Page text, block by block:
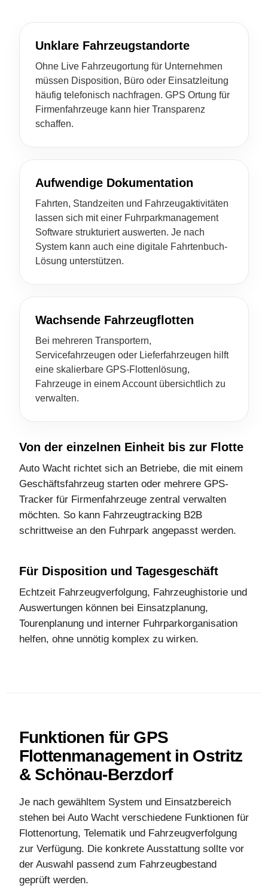
Unklare Fahrzeugstandorte
Ohne Live Fahrzeugortung für Unternehmen
müssen Disposition, Büro oder Einsatzleitung
häufig telefonisch nachfragen. GPS Ortung für
Firmenfahrzeuge kann hier Transparenz
schaffen.
Aufwendige Dokumentation
Fahrten, Standzeiten und Fahrzeugaktivitäten
lassen sich mit einer Fuhrparkmanagement
Software strukturiert auswerten. Je nach
System kann auch eine digitale Fahrtenbuch-
Lösung unterstützen.
Wachsende Fahrzeugflotten
Bei mehreren Transportern,
Servicefahrzeugen oder Lieferfahrzeugen hilft
eine skalierbare GPS-Flottenlösung,
Fahrzeuge in einem Account übersichtlich zu
verwalten.
Von der einzelnen Einheit bis zur Flotte
Auto Wacht richtet sich an Betriebe, die mit einem
Geschäftsfahrzeug starten oder mehrere GPS-
Tracker für Firmenfahrzeuge zentral verwalten
möchten. So kann Fahrzeugtracking B2B
schrittweise an den Fuhrpark angepasst werden.
Für Disposition und Tagesgeschäft
Echtzeit Fahrzeugverfolgung, Fahrzeughistorie und
Auswertungen können bei Einsatzplanung,
Tourenplanung und interner Fuhrparkorganisation
helfen, ohne unnötig komplex zu wirken.
Funktionen für GPS
Flottenmanagement in Ostritz
& Schönau-Berzdorf
Je nach gewähltem System und Einsatzbereich
stehen bei Auto Wacht verschiedene Funktionen für
Flottenortung, Telematik und Fahrzeugverfolgung
zur Verfügung. Die konkrete Ausstattung sollte vor
der Auswahl passend zum Fahrzeugbestand
geprüft werden.